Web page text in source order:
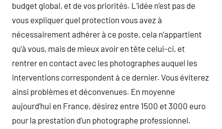
budget global, et de vos priorités. L’idée n’est pas de
vous expliquer quel protection vous avez à
nécessairement adhérer à ce poste, cela n’appartient
qu’à vous, mais de mieux avoir en tête celui-ci, et
rentrer en contact avec les photographes auquel les
interventions correspondent à ce dernier. Vous éviterez
ainsi problèmes et déconvenues. En moyenne
aujourd’hui en France, désirez entre 1500 et 3000 euro
pour la prestation d’un photographe professionnel.